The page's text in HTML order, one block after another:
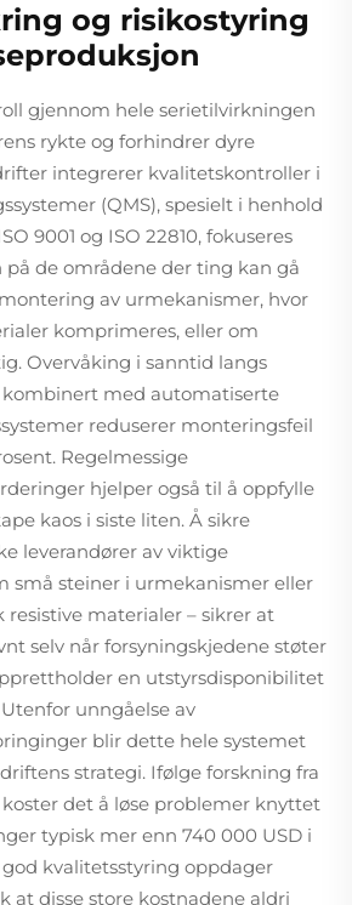
og risikostyring
gjennom hele serietilvirkningen
rykte og forhindrer dyre
integrerer kvalitetskontroller i
(QMS), spesielt i henhold
9001 og ISO 22810, fokuseres
de områdene der ting kan gå
av urmekanismer, hvor
komprimeres, eller om
Overvåking i sanntid langs
med automatiserte
reduserer monteringsfeil
Regelmessige
hjelper også til å oppfylle
kaos i siste liten. Å sikre
leverandører av viktige
små steiner i urmekanismer eller
resistive materialer – sikrer at
selv når forsyningskjedene støter
en utstyrsdisponibilitet
unngåelse av
blir dette hele systemet
strategi. Ifølge forskning fra
det å løse problemer knyttet
typisk mer enn 740 000 USD i
kvalitetsstyring oppdager
at disse store kostnadene aldri